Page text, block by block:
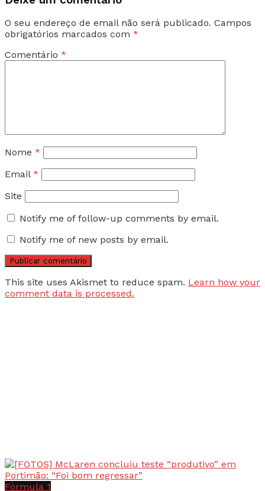
O seu endereço de email não será publicado. Campos
obrigatórios marcados com *
Comentário *
Nome *
Email *
Site
Notify me of follow-up comments by email.
Notify me of new posts by email.
This site uses Akismet to reduce spam. Learn how your
comment data is processed.
Fórmula 1